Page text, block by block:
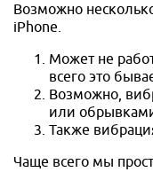
Возможно
iPhone.
Может не
всего это
Возможно,
или
Также
Чаще всего мы